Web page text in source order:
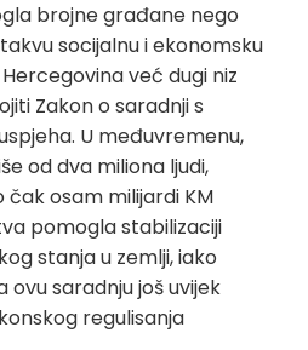
brojne građane nego
socijalnu i ekonomsku
Hercegovina već dugi niz
Zakon o saradnji s
U međuvremenu,
od dva miliona ljudi,
čak osam milijardi KM
pomogla stabilizaciji
stanja u zemlji, iako
ovu saradnju još uvijek
regulisanja